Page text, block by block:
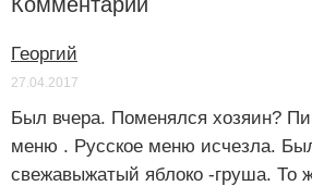
Георгий
27.04.2017
Был вчера. Поменялся хозяин?
меню . Русское меню исчезла.
свежавыжатый яблоко -груша. То